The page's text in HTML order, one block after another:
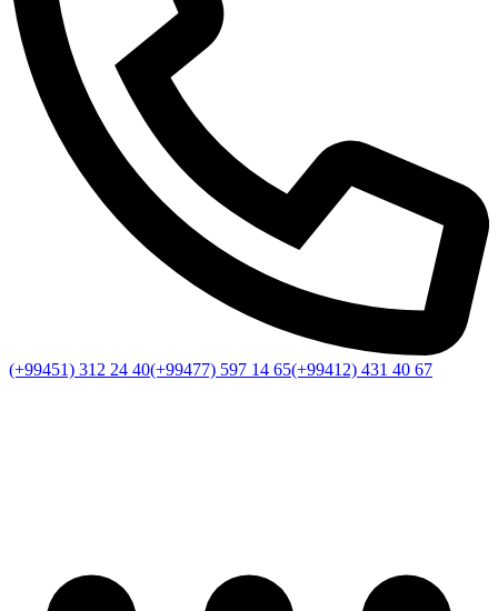
(+99451) 312 24 40(+99477) 597 14 65(+99412) 431 40 67